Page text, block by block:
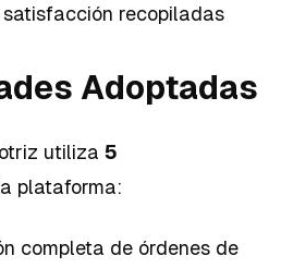
recopiladas
Adoptadas
utiliza 5
plataforma:
completa de órdenes de